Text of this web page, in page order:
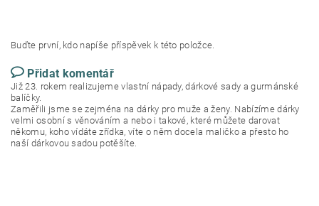
Buďte první, kdo napíše příspěvek k této položce.
Přidat komentář
Již 23. rokem realizujeme vlastní nápady, dárkové sady a gurmánské
balíčky.
Zaměřili jsme se zejména na dárky pro muže a ženy. Nabízíme dárky
velmi osobní s věnováním a nebo i takové, které můžete darovat
někomu, koho vídáte zřídka, víte o něm docela maličko a přesto ho
naší dárkovou sadou potěšíte.